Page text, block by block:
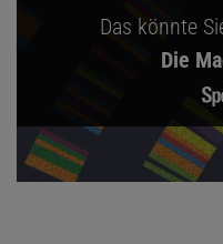
Das könnte
Die